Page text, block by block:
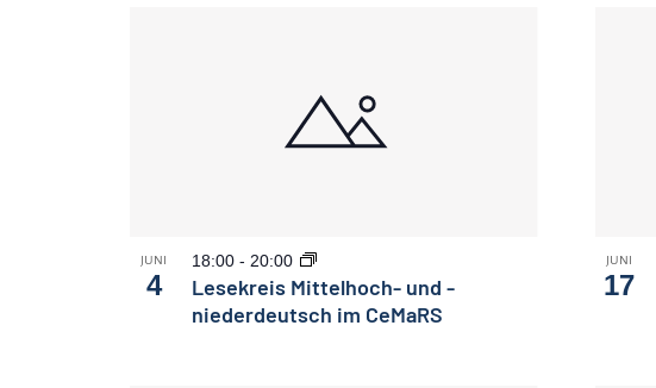
JUNI
4
Lesekreis Mittelhoch- und -
niederdeutsch im CeMaRS
18:00 - 20:00 JUNI
17